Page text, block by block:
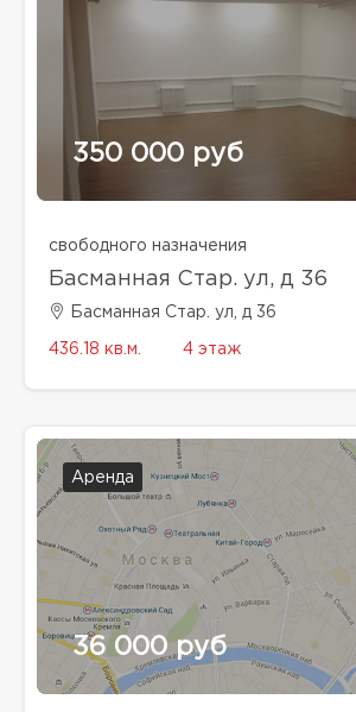
350 000 руб
свободного назначения
Басманная Стар. ул, д 36
Басманная Стар. ул, д 36
436.18 кв.м. 4 этаж
Аренда
36 000 руб